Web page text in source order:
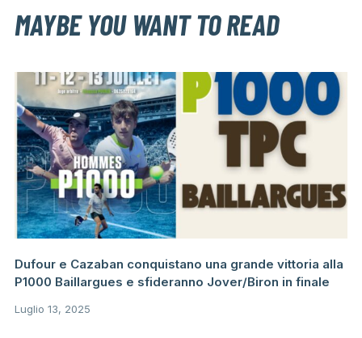
MAYBE YOU WANT TO READ
Dufour e Cazaban conquistano una grande vittoria alla
P1000 Baillargues e sfideranno Jover/Biron in finale
Luglio 13, 2025